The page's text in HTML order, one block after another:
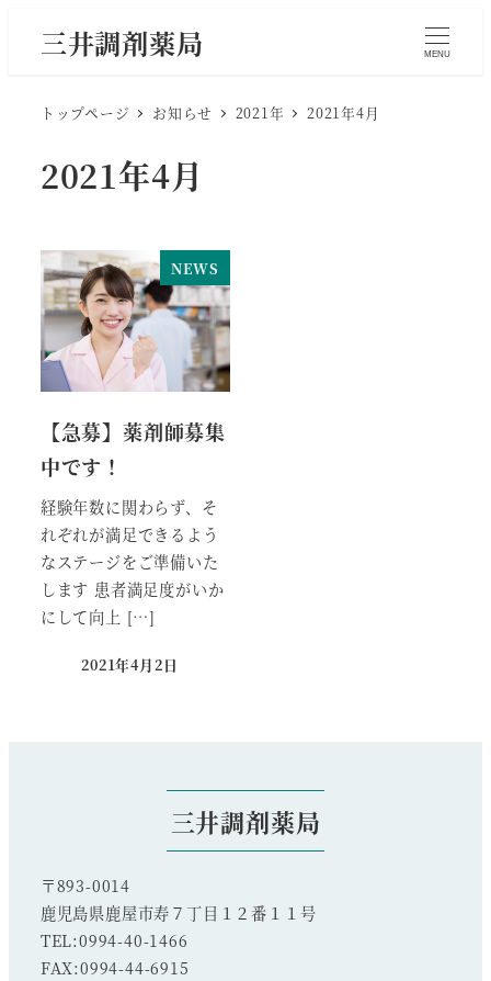
三井調剤薬局 MENU
トップページ お知らせ 2021年 2021年4月
2021年4月
NEWS
【急募】薬剤師募集
中です！
経験年数に関わらず、そ
れぞれが満足できるよう
なステージをご準備いた
します 患者満足度がいか
にして向上 […]
投稿日
2021年4月2日
三井調剤薬局
〒893-0014
鹿児島県鹿屋市寿７丁目１２番１１号
TEL:0994-40-1466
FAX:0994-44-6915